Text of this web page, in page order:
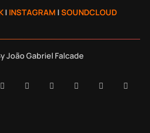
| INSTAGRAM |SOUNDCLOUD
João Gabriel Falcade